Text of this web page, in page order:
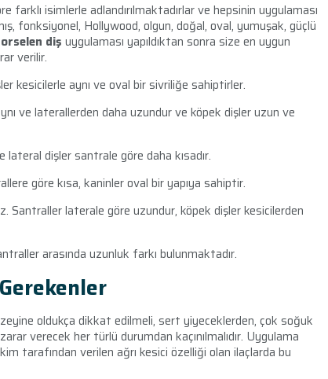
farklı isimlerle adlandırılmaktadırlar ve hepsinin uygulaması
fonksiyonel, Hollywood, olgun, doğal, oval, yumuşak, güçlü
diş uygulaması yapıldıktan sonra size en uygun
verilir.
kesicilerle aynı ve oval bir sivriliğe sahiptirler.
ve laterallerden daha uzundur ve köpek dişler uzun ve
dişler santrale göre daha kısadır.
göre kısa, kaninler oval bir yapıya sahiptir.
Santraller laterale göre uzundur, köpek dişler kesicilerden
arasında uzunluk farkı bulunmaktadır.
oldukça dikkat edilmeli, sert yiyeceklerden, çok soğuk
verecek her türlü durumdan kaçınılmalıdır. Uygulama
tarafından verilen ağrı kesici özelliği olan ilaçlarda bu